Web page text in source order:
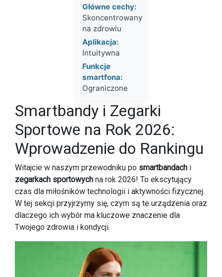
Główne cechy:
Skoncentrowany
na zdrowiu
Aplikacja:
Intuitywna
Funkcje
smartfona:
Ograniczone
Smartbandy i Zegarki
Sportowe na Rok 2026:
Wprowadzenie do Rankingu
Witajcie w naszym przewodniku po smartbandach i
zegarkach sportowych na rok 2026! To ekscytujący
czas dla miłośników technologii i aktywności fizycznej.
W tej sekcji przyjrzymy się, czym są te urządzenia oraz
dlaczego ich wybór ma kluczowe znaczenie dla
Twojego zdrowia i kondycji.